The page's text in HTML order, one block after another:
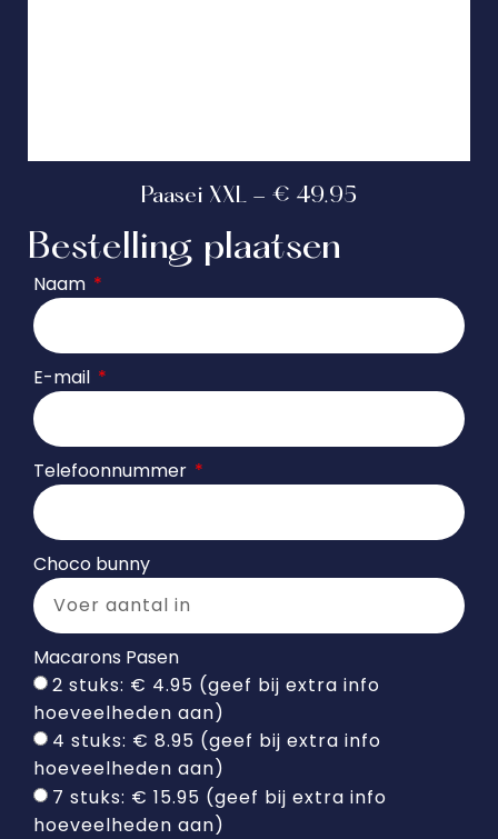
Paasei XXL - € 49.95
Bestelling plaatsen
Naam
E-mail
Telefoonnummer
Choco bunny
Macarons Pasen
2 stuks: € 4.95 (geef bij extra info
hoeveelheden aan)
4 stuks: € 8.95 (geef bij extra info
hoeveelheden aan)
7 stuks: € 15.95 (geef bij extra info
hoeveelheden aan)